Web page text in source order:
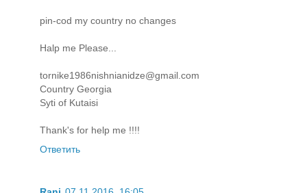
pin-cod my country no changes
Halp me Please...
tornike1986nishnianidze@gmail.com
Country Georgia
Syti of Kutaisi
Thank's for help me !!!!
Ответить